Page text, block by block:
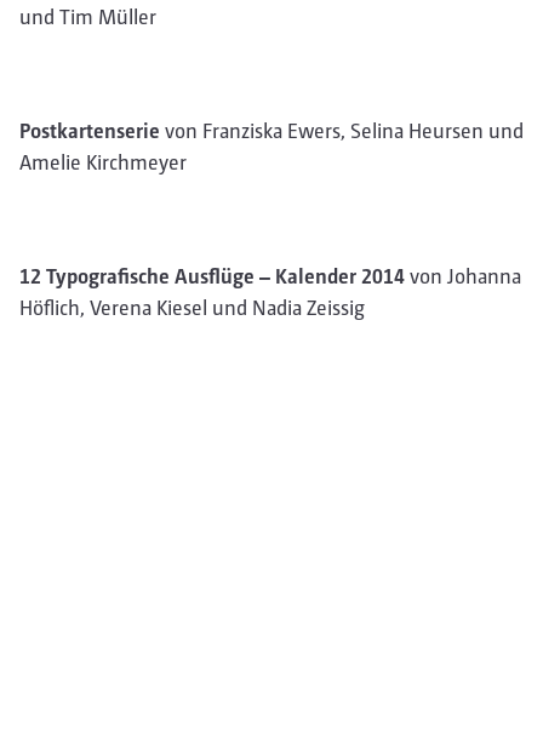
und Tim Müller
Postkartenserie von Franziska Ewers, Selina Heursen und
Amelie Kirchmeyer
12 Typografische Ausflüge – Kalender 2014 von Johanna
Höflich, Verena Kiesel und Nadia Zeissig